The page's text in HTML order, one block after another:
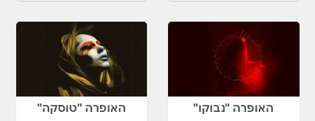
האופרה "נבוקו" האופרה "טוסקה"